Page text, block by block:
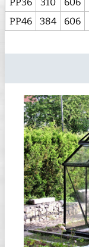
PP46
384 606